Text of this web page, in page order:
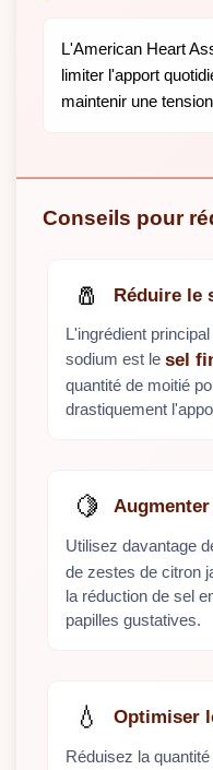
L'American Heart
limiter l'apport
maintenir une
Conseils pour
🧂 Réduire le
L'ingrédient
sodium est le sel
quantité de moitié
drastiquement
🍋
Utilisez davantage
de zestes de citron
la réduction de sel
papilles gustatives.
💧 Optimiser
Réduisez la quantité